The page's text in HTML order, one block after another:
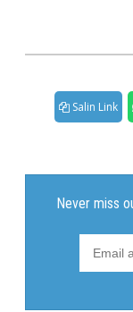
Salin Link